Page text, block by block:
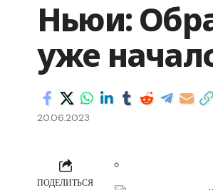
Ньюи:
уже
20.06.2023
ПОДЕЛИТЬСЯ